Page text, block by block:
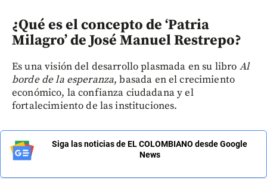
¿Qué es el concepto de ‘Patria
Milagro’ de José Manuel Restrepo?
Es una visión del desarrollo plasmada en su libro Al
borde de la esperanza, basada en el crecimiento
económico, la confianza ciudadana y el
fortalecimiento de las instituciones.
Siga las noticias de EL COLOMBIANO desde Google
News